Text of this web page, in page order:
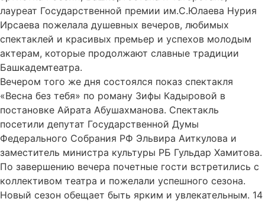
лауреат Государственной премии им.С.Юлаева Нурия
Ирсаева пожелала душевных вечеров, любимых
спектаклей и красивых премьер и успехов молодым
актерам, которые продолжают славные традиции
Башкадемтеатра.
Вечером того же дня состоялся показ спектакля
«Весна без тебя» по роману Зифы Кадыровой в
постановке Айрата Абушахманова. Спектакль
посетили депутат Государственной Думы
Федерального Собрания РФ Эльвира Аиткулова и
заместитель министра культуры РБ Гульдар Хамитова.
По завершению вечера почетные гости встретились с
коллективом театра и пожелали успешного сезона.
Новый сезон обещает быть ярким и увлекательным. 14